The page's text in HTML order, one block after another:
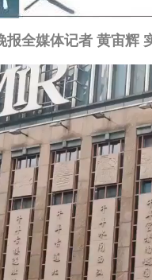
报全媒体记者 黄宙辉